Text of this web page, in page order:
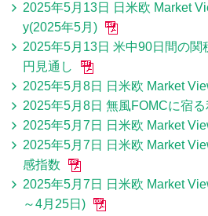
2025年5月13日 日米欧 Market
y(2025年5月)
2025年5月13日 米中90日間の
円見通し
2025年5月8日 日米欧 Market
2025年5月8日 無風FOMCに宿
2025年5月7日 日米欧 Market
2025年5月7日 日米欧 Market
感指数
2025年5月7日 日米欧 Market
～4月25日)